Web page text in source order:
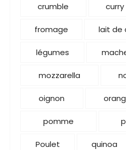
crumble curry
fromage lait de
légumes
mozzarella
oignon
pomme
Poulet quinoa